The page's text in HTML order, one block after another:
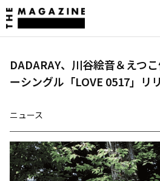
DADARAY、川谷絵音＆えつ
ーシングル「LOVE 0517」リ
ニュース